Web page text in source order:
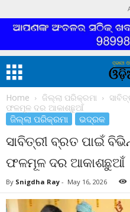
Home ଜିଲ୍ଲା ପରିକ୍ରମା
ଫଳମୂଳ ଦର ଆକାଶଛୁଆଁ
ଜିଲ୍ଲା ପରିକ୍ରମା ଭଦ୍ରକ
ସାବିତ୍ରୀ ବ୍ରତ ପାଇଁ
ଫଳମୂଳ ଦର ଆକାଶଛୁଆଁ
By Snigdha Ray - May 16, 2026